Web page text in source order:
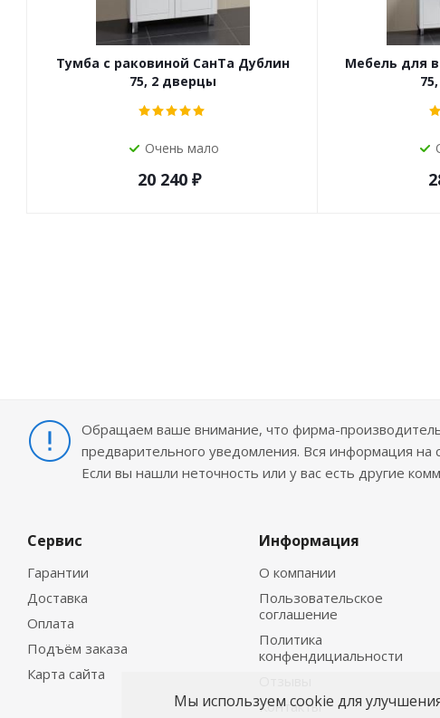
Тумба с раковиной СанТа Дублин
75, 2 дверцы
Очень мало
20 240 ₽
Мебель для
Обращаем ваше внимание, что фирма-
предварительного уведомления. Вся информация на
Если вы нашли неточность или у вас есть другие
Сервис
Гарантии
Доставка
Оплата
Подъём заказа
Карта сайта
Информация
О компании
Пользовательское
соглашение
Политика
конфендициальности
Контакты
Мы используем cookie для